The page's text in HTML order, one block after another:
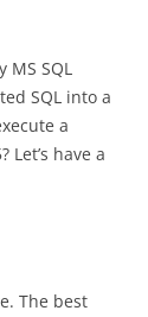
SQL
SQL into a
a
have a
The best